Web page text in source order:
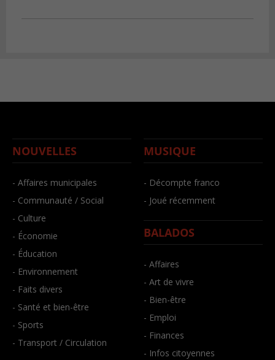
NOUVELLES
- Affaires municipales
- Communauté / Social
- Culture
- Économie
- Éducation
- Environnement
- Faits divers
- Santé et bien-être
- Sports
- Transport / Circulation
MUSIQUE
- Décompte franco
- Joué récemment
BALADOS
- Affaires
- Art de vivre
- Bien-être
- Emploi
- Finances
- Infos citoyennes